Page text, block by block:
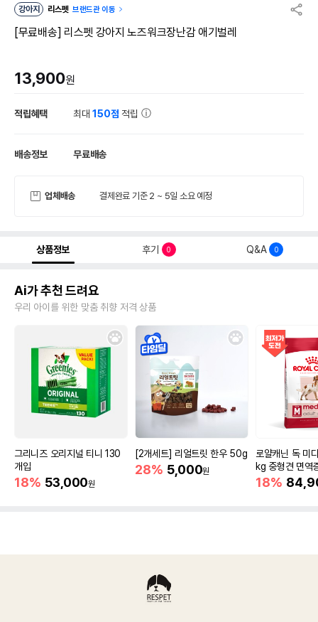
강아지 리스펫 브랜드관 이동
[무료배송] 리스펫 강아지 노즈워크장난감 애기벌레
13,900원
적립혜택 최대150점 적립
배송정보 무료배송
업체배송 결제완료 기준 2 ~ 5일 소요 예정
상품정보 후기 0 Q&A 0
Ai가 추천 드려요
우리 아이를 위한 맞춤 취향 저격 상품
그리니즈 오리지널 티니 130
개입
18% 53,000원
[2개세트] 리얼트릿 한우 50g
28% 5,000원
로얄캐닌 독 미
kg 중형견 면역
18%